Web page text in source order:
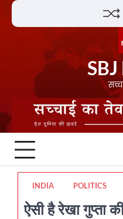
Skip
INDIA POLITICS
ऐसी है रेखा गुप्ता